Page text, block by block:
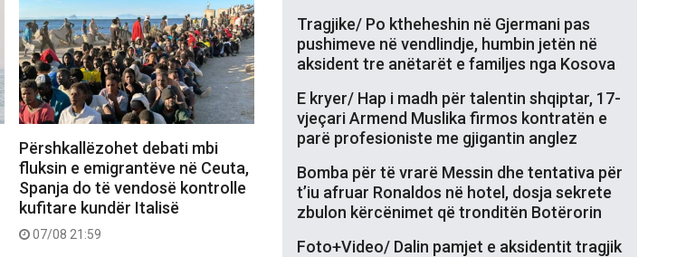
Përshkallëzohet debati mbi
fluksin e emigrantëve në Ceuta,
Spanja do të vendosë kontrolle
kufitare kundër Italisë
07/08 21:59
Tragjike/ Po ktheheshin në Gjermani pas
pushimeve në vendlindje, humbin jetën në
aksident tre anëtarët e familjes nga Kosova
E kryer/ Hap i madh për talentin shqiptar, 17-
vjeçari Armend Muslika firmos kontratën e
parë profesioniste me gjigantin anglez
Bomba për të vrarë Messin dhe tentativa për
t’iu afruar Ronaldos në hotel, dosja sekrete
zbulon kërcënimet që tronditën Botërorin
Foto+Video/ Dalin pamjet e aksidentit tragjik